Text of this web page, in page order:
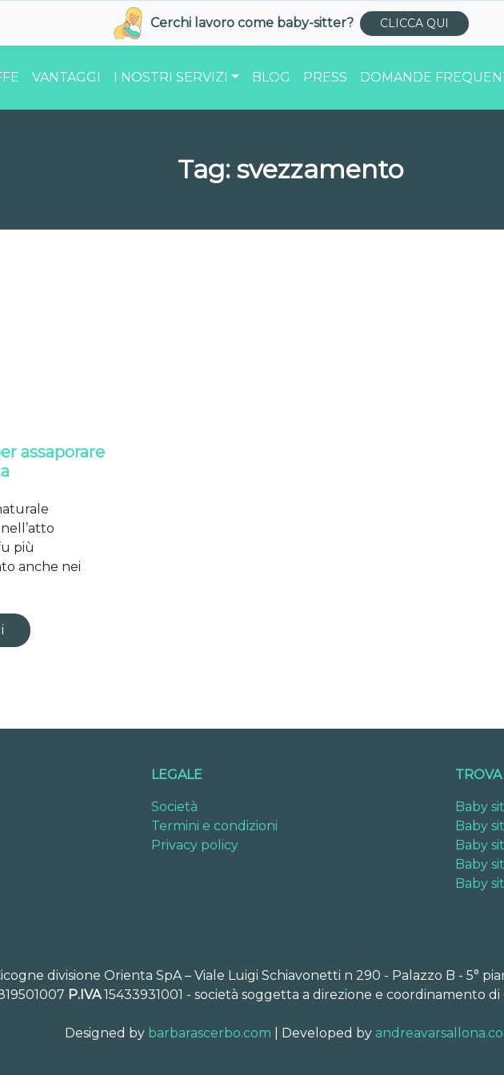
Cerchi lavoro come baby-sitter? CLICCA QUI
VANTAGGI I NOSTRI SERVIZI BLOG PRESS DOMANDE
Tag: svezzamento
assaporare
più
anche nei
LEGALE
Società
Termini e condizioni
Privacy policy
Baby
Baby
Baby
Baby
Baby
divisione Orienta SpA – Viale Luigi Schiavonetti n 290 - Palazzo B - 5°
P.IVA15433931001 - società soggetta a direzione e coordinamento
Designed by barbarascerbo.com | Developed by